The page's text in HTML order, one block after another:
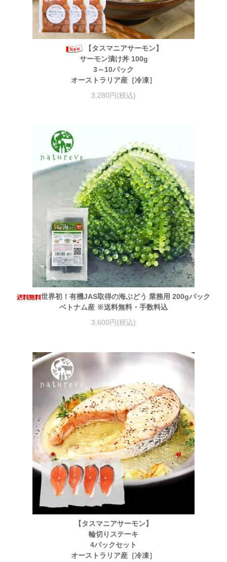
【タスマニアサーモン】
サーモン漬け丼 100g
3～10パック
オーストラリア産［冷凍］
3,280円(税込)
世界初！有機JAS取得の海ぶどう 業務用 200gパック
ベトナム産 ※送料無料・手数料込
3,600円(税込)
【タスマニアサーモン】
輪切りステーキ
4パックセット
オーストラリア産［冷凍］